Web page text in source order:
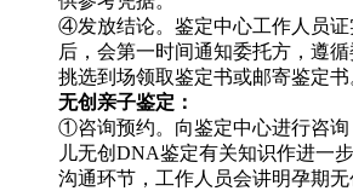
④发放结论。鉴定中心工作人员
后，会第一时间通知委托方，遵
挑选到场领取鉴定书或邮寄鉴定书
无创亲子鉴定：
①咨询预约。向鉴定中心进行咨
儿无创DNA鉴定有关知识作进一
沟通环节，工作人员会讲明孕期